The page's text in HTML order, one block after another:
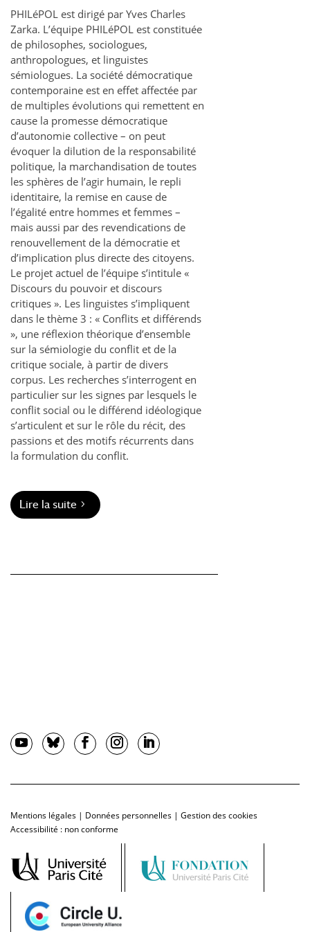
PHILéPOL est dirigé par Yves Charles
Zarka. L’équipe PHILéPOL est constituée
de philosophes, sociologues,
anthropologues, et linguistes
sémiologues. La société démocratique
contemporaine est en effet affectée par
de multiples évolutions qui remettent en
cause la promesse démocratique
d’autonomie collective – on peut
évoquer la dilution de la responsabilité
politique, la marchandisation de toutes
les sphères de l’agir humain, le repli
identitaire, la remise en cause de
l’égalité entre hommes et femmes –
mais aussi par des revendications de
renouvellement de la démocratie et
d’implication plus directe des citoyens.
Le projet actuel de l’équipe s’intitule «
Discours du pouvoir et discours
critiques ». Les linguistes s’impliquent
dans le thème 3 : « Conflits et différends
», une réflexion théorique d’ensemble
sur la sémiologie du conflit et de la
critique sociale, à partir de divers
corpus. Les recherches s’interrogent en
particulier sur les signes par lesquels le
conflit social ou le différend idéologique
s’articulent et sur le rôle du récit, des
passions et des motifs récurrents dans
la formulation du conflit.
Lire la suite
Mentions légales | Données personnelles | Gestion des cookies
Accessibilité : non conforme